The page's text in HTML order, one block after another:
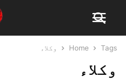
Home Tags وکلاء
وکلاء